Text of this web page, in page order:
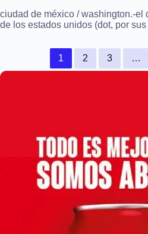
ciudad de méxico / washington.-el
de los estados unidos (dot, por
1 2 3 …